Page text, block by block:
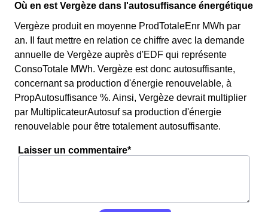
Où en est Vergèze dans l'autosuffisance énergétique
Vergèze produit en moyenne ProdTotaleEnr MWh par
an. Il faut mettre en relation ce chiffre avec la demande
annuelle de Vergèze auprès d'EDF qui représente
ConsoTotale MWh. Vergèze est donc autosuffisante,
concernant sa production d'énergie renouvelable, à
PropAutosuffisance %. Ainsi, Vergèze devrait multiplier
par MultiplicateurAutosuf sa production d'énergie
renouvelable pour être totalement autosuffisante.
Laisser un commentaire*